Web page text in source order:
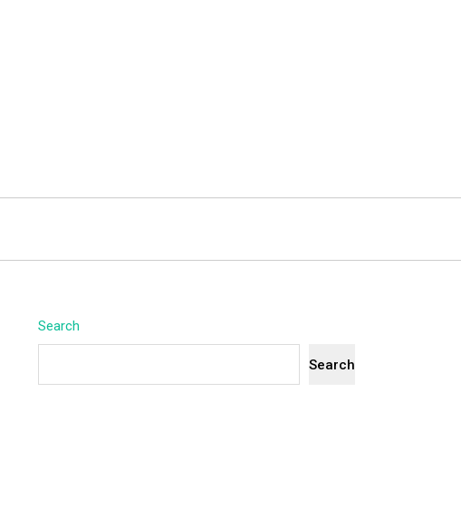
Search
Search